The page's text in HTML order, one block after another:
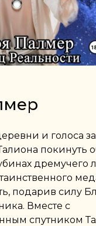
и голоса
покинуть
дремучего
подарив силу
Вместе с
спутником